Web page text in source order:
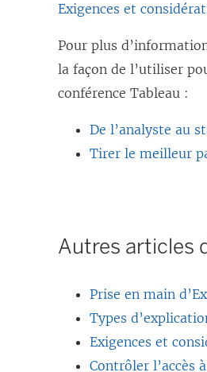
Exigences et
Pour plus
la façon de l’utiliser
conférence Tableau :
De l’analyste au
Tirer le meilleur
Autres articles
Prise en main
Types
Exigences et
Contrôler l’accès